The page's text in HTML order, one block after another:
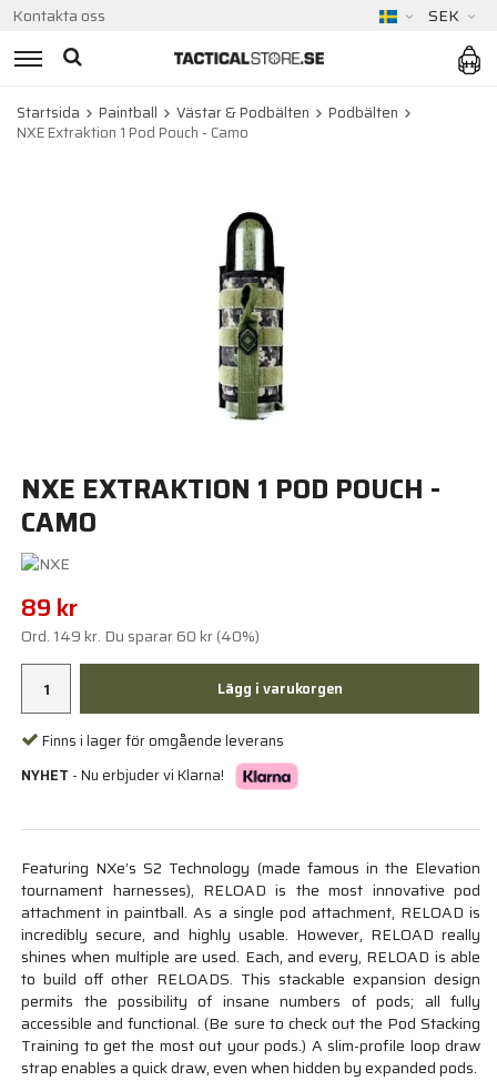
Kontakta oss SEK
Startsida Paintball Västar & Podbälten
Podbälten
NXE Extraktion 1 Pod Pouch - Camo
NXE EXTRAKTION 1 POD POUCH -
CAMO
89 kr
Ord. 149 kr. Du sparar60 kr(40%)
Lägg i varukorgen
Finns i lager för omgående leverans
NYHET - Nu erbjuder vi Klarna!
Featuring NXe’s S2 Technology (made famous in the Elevation
tournament harnesses), RELOAD is the most innovative pod
attachment in paintball. As a single pod attachment, RELOAD is
incredibly secure, and highly usable. However, RELOAD really
shines when multiple are used. Each, and every, RELOAD is able
to build off other RELOADS. This stackable expansion design
permits the possibility of insane numbers of pods; all fully
accessible and functional. (Be sure to check out the Pod Stacking
Training to get the most out your pods.) A slim-profile loop draw
strap enables a quick draw, even when hidden by expanded pods.